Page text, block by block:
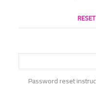
Password reset